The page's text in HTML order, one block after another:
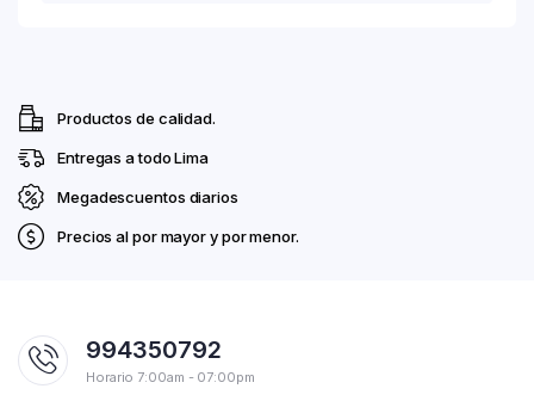
Productos de calidad.
Entregas a todo Lima
Megadescuentos diarios
Precios al por mayor y por menor.
994350792
Horario 7:00am - 07:00pm